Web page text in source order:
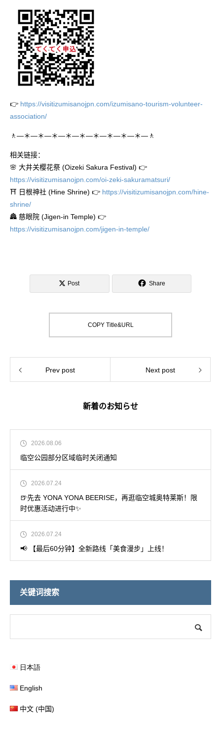
👉 https://visitizumisanojpn.com/izumisano-tourism-volunteer-
association/
🚶―＊―＊―＊―＊―＊―＊―＊―＊―＊―🚶
相关链接：
🌸 大井关樱花祭 (Oizeki Sakura Festival) 👉
https://visitizumisanojpn.com/oi-zeki-sakuramatsuri/
⛩️ 日根神社 (Hine Shrine) 👉 https://visitizumisanojpn.com/hine-
shrine/
🏯 慈眼院 (Jigen-in Temple) 👉
https://visitizumisanojpn.com/jigen-in-temple/
Post Share
COPY Title&URL
Prev post Next post
新着のお知らせ
2026.08.06
临空公园部分区域临时关闭通知
2026.07.24
🍺先去 YONA YONA BEERISE，再逛临空城奥特莱斯！限
时优惠活动进行中✨
2026.07.24
📢 【最后60分钟】全新路线「美食漫步」上线！
关键词搜索
日本語
English
中文 (中国)